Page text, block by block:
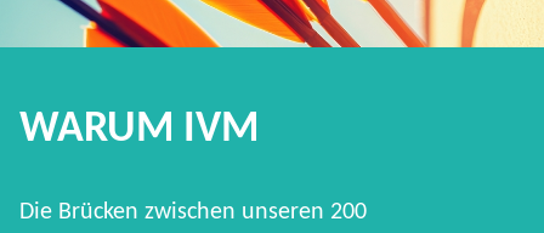
WARUM IVM
Die Brücken zwischen unseren 200